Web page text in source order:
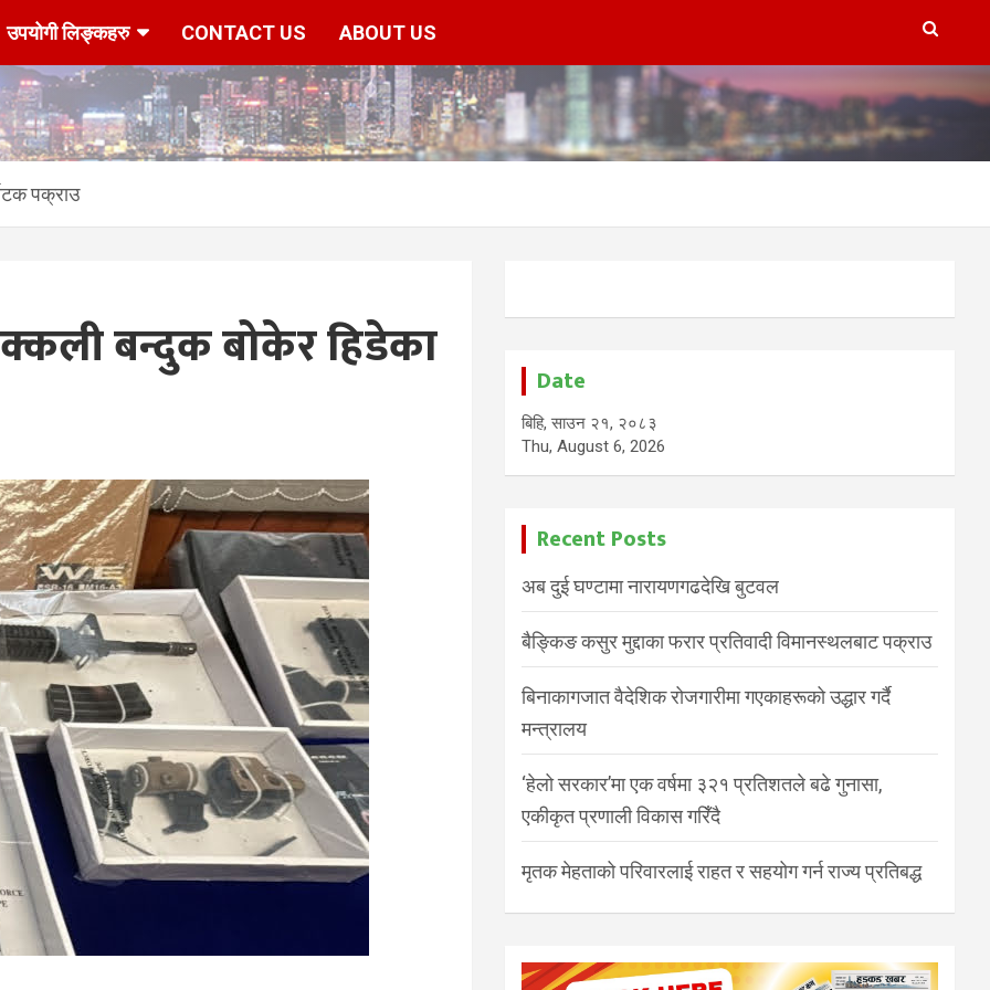
उपयोगी लिङ्कहरु CONTACT US ABOUT US
पक्राउ
बन्दुक बोकेर हिडेका Date
बिहि, साउन २१, २०८३
Thu, August 6, 2026
Recent Posts
अब दुई घण्टामा नारायणगढदेखि बुटवल
बैङ्किङ कसुर मुद्दाका फरार प्रतिवादी विमानस्थलबाट पक्राउ
बिनाकागजात वैदेशिक रोजगारीमा गएकाहरूको उद्धार गर्दै
मन्त्रालय
‘हेलो सरकार’मा एक वर्षमा ३२१ प्रतिशतले बढे गुनासा,
एकीकृत प्रणाली विकास गरिँदै
मृतक मेहताको परिवारलाई राहत र सहयोग गर्न राज्य प्रतिबद्ध